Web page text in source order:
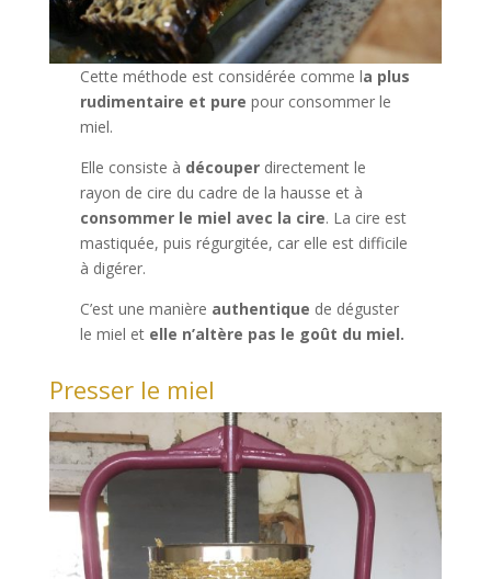
Cette méthode est considérée comme la plus
rudimentaire et pure pour consommer le
miel.
Elle consiste à découper directement le
rayon de cire du cadre de la hausse et à
consommer le miel avec la cire. La cire est
mastiquée, puis régurgitée, car elle est difficile
à digérer.
C’est une manière authentique de déguster
le miel et elle n’altère pas le goût du miel.
Presser le miel